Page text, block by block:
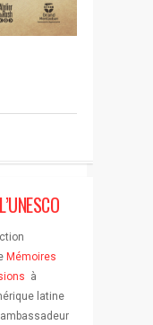
Mémoires
à
latine